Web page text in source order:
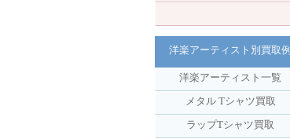
洋楽アーティスト別買取例
洋楽アーティスト一覧
メタル Tシャツ買取
ラップTシャツ買取